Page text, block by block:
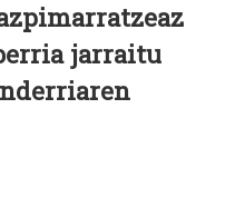
jarraitu